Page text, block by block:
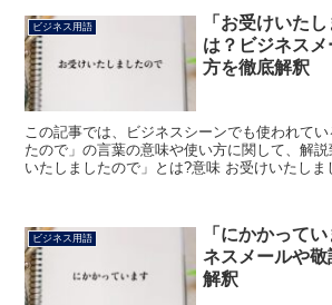
ビジネス用語
「お受けいた
は？ビジネス
方を徹底解釈
この記事では、ビジネスシーンでも使われて
たので」の言葉の意味や使い方に関して、解
いたしましたので」とは?意味 お受けいたしま
ビジネス用語
「にかかって
ネスメールや
解釈